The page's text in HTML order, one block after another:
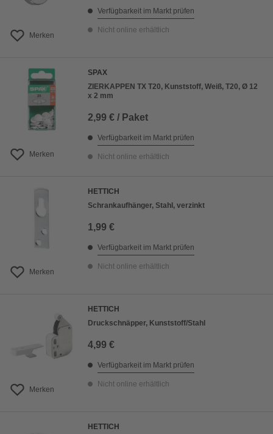
Merken
Verfügbarkeit im Markt prüfen
Nicht online erhältlich
Merken
SPAX
ZIERKAPPEN TX T20, Kunststoff, Weiß, T20, Ø 12
x 2 mm
2,99 € / Paket
Verfügbarkeit im Markt prüfen
Nicht online erhältlich
Merken
HETTICH
Schrankaufhänger, Stahl, verzinkt
1,99 €
Verfügbarkeit im Markt prüfen
Nicht online erhältlich
Merken
HETTICH
Druckschnäpper, Kunststoff/Stahl
4,99 €
Verfügbarkeit im Markt prüfen
Nicht online erhältlich
HETTICH